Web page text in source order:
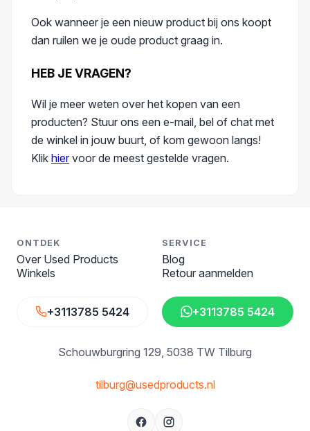
Ook wanneer je een nieuw product bij ons koopt
dan ruilen we je oude product graag in.
HEB JE VRAGEN?
Wil je meer weten over het kopen van een
producten? Stuur ons een e-mail, bel of chat met
de winkel in jouw buurt, of kom gewoon langs!
Klik hiervoor de meest gestelde vragen.
Schouwburgring 129 5038 TW Tilburg
ONTDEK
Over Used Products
Winkels
SERVICE
Blog
Retour aanmelden
+3113785 5424 +3113785 5424
tilburg@usedproducts.nl